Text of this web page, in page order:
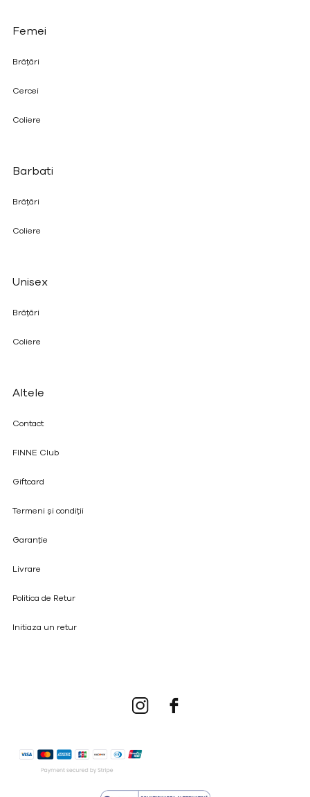
Femei
Brățări
Cercei
Coliere
Barbati
Brățări
Coliere
Unisex
Brățări
Coliere
Altele
Contact
FINNE Club
Giftcard
Termeni și condiții
Garanție
Livrare
Politica de Retur
Initiaza un retur